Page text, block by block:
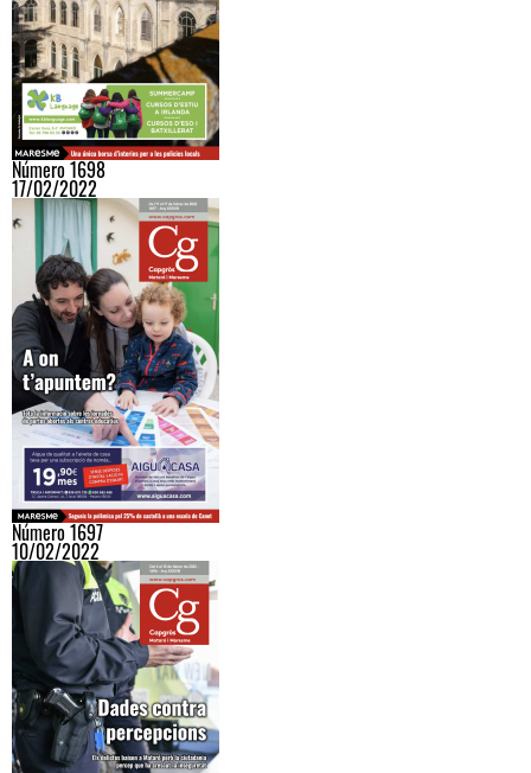
Número 1698
17/02/2022
Número 1697
10/02/2022